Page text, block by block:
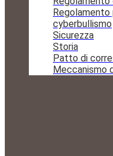
cyberbullismo
Sicurezza
Storia
Patto di
Meccanismo